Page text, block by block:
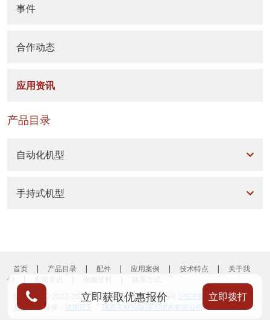
事件
合作动态
应用资讯
产品目录
自动化机型
手持式机型
首页 产品目录 配件 应用案例 技术特点
关于我
们
版权所有 © 2022-2026 上海宏氦机电设备有限公司 沪ICP备2023002376
号-2友情链接： 德国ICS 陕西克林勒斯清洁技术有限公司
立即获取优惠报价 立即拨打